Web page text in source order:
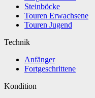
Steinböcke
Touren Erwachsene
Touren Jugend
Technik
Anfänger
Fortgeschrittene
Kondition